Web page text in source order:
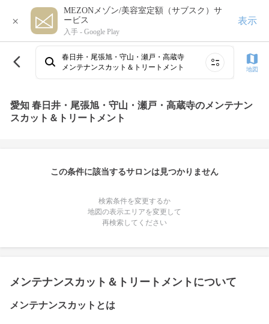
×
MEZONメゾン/美容室定額（サブスク）サ
ービス
入手 - Google Play
表示
春日井・尾張旭・守山・瀬戸・高蔵寺
メンテナンスカット＆トリートメント
地図
愛知 春日井・尾張旭・守山・瀬戸・高蔵寺のメンテナン
スカット＆トリートメント
この条件に該当するサロンは見つかりません
検索条件を変更するか
地図の表示エリアを変更して
再検索してください
メンテナンスカット＆トリートメントについて
メンテナンスカットとは